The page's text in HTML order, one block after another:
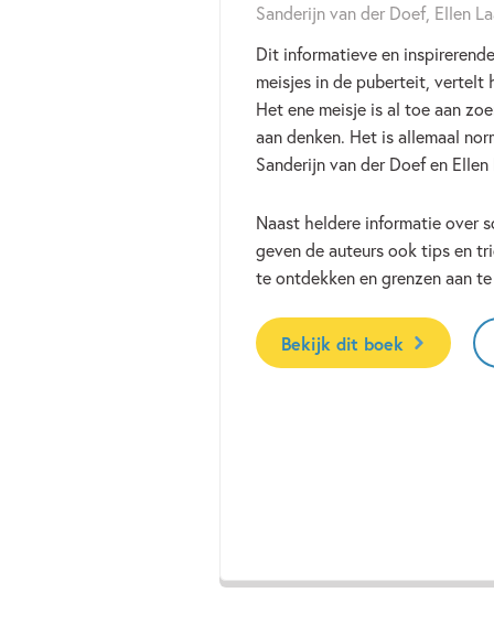
Sanderijn van der Doef, Ellen
Dit informatieve en
meisjes in de puberteit, vertelt
Het ene meisje is al toe aan
aan denken. Het is allemaal
Sanderijn van der Doef en
Naast heldere informatie over
geven de auteurs ook tips en
te ontdekken en grenzen aan
Bekijk dit boek